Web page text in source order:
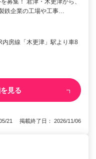
募集！ 君津・木更津から、
鉄企業の工場や工事…
房線「木更津」駅より車8
見る
21 掲載終了日： 2026/11/06